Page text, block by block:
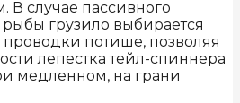
случае пассивного
грузило выбирается
потише, позволяя
лепестка тейл-спиннера
медленном, на грани